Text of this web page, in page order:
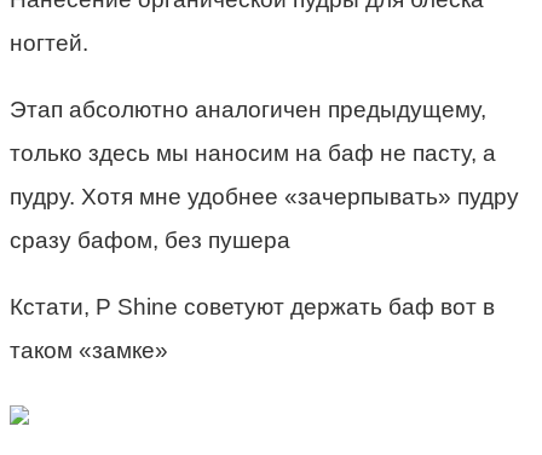
ногтей.
Этап абсолютно аналогичен предыдущему,
только здесь мы наносим на баф не пасту, а
пудру. Хотя мне удобнее «зачерпывать» пудру
сразу бафом, без пушера
Кстати, P Shine советуют держать баф вот в
таком «замке»